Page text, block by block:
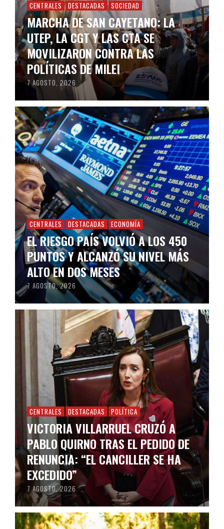
CENTRALES DESTACADAS SOCIEDAD
MARCHA DE SAN CAYETANO: LA
UTEP, LA CGT Y LAS CTA SE
MOVILIZARON CONTRA LAS
POLÍTICAS DE MILEI
7 AGOSTO, 2026
CENTRALES DESTACADAS ECONOMÍA
EL RIESGO PAÍS VOLVIÓ A LOS 450
PUNTOS Y ALCANZÓ SU NIVEL MÁS
ALTO EN DOS MESES
7 AGOSTO, 2026
CENTRALES DESTACADAS POLÍTICA
VICTORIA VILLARRUEL CRUZÓ A
PABLO QUIRNO TRAS EL PEDIDO DE
RENUNCIA: “EL CANCILLER SE HA
EXCEDIDO”
7 AGOSTO, 2026